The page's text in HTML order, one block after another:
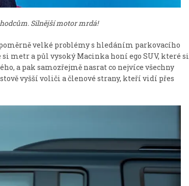
Silnější motor mrdá!
velké problémy s hledáním parkovacího
metr a půl vysoký Macinka honí ego SUV, které si
a pak samozřejmě nasrat co nejvíce všechny
vyšší voliči a členové strany, kteří vidí přes